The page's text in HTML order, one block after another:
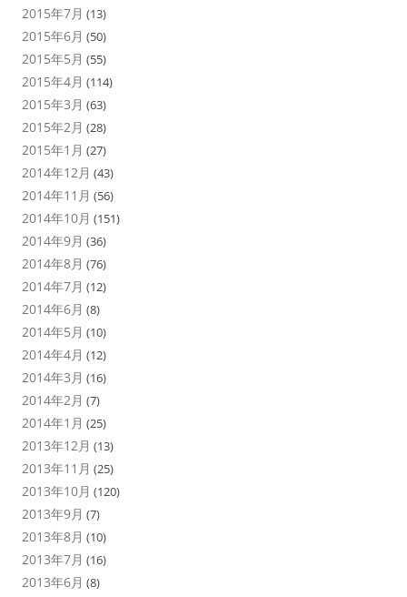
2015年7月 (13)
2015年6月 (50)
2015年5月 (55)
2015年4月 (114)
2015年3月 (63)
2015年2月 (28)
2015年1月 (27)
2014年12月 (43)
2014年11月 (56)
2014年10月 (151)
2014年9月 (36)
2014年8月 (76)
2014年7月 (12)
2014年6月 (8)
2014年5月 (10)
2014年4月 (12)
2014年3月 (16)
2014年2月 (7)
2014年1月 (25)
2013年12月 (13)
2013年11月 (25)
2013年10月 (120)
2013年9月 (7)
2013年8月 (10)
2013年7月 (16)
2013年6月 (8)